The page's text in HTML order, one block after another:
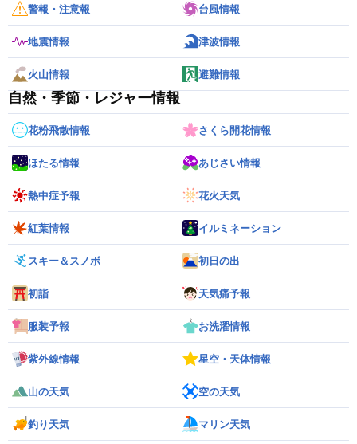
警報・注意報 台風情報
地震情報 津波情報
火山情報 避難情報
自然・季節・レジャー情報
花粉飛散情報 さくら開花情報
ほたる情報 あじさい情報
熱中症予報 花火天気
紅葉情報 イルミネーション
スキー＆スノボ 初日の出
初詣 天気痛予報
服装予報 お洗濯情報
紫外線情報 星空・天体情報
山の天気 空の天気
釣り天気 マリン天気